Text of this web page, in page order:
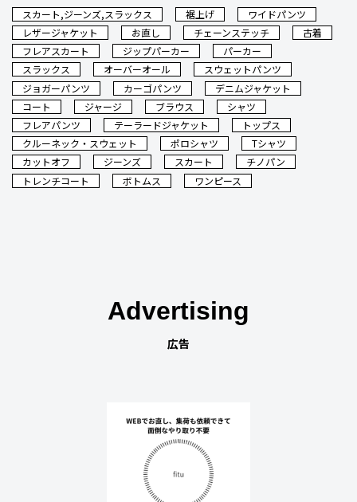
スカート,ジーンズ,スラックス 裾上げ
ワイドパンツ
レザージャケット
お直し チェーンステッチ
古着
フレアスカート
ジップパーカー
パーカー
スラックス
オーバーオール
スウェットパンツ
ジョガーパンツ
カーゴパンツ
デニムジャケット
コート
ジャージ ブラウス
シャツ
フレアパンツ
テーラードジャケット
トップス
クルーネック・スウェット
ポロシャツ
Tシャツ
カットオフ
ジーンズ スカート
チノパン
トレンチコート
ボトムス ワンピース
Advertising
広告